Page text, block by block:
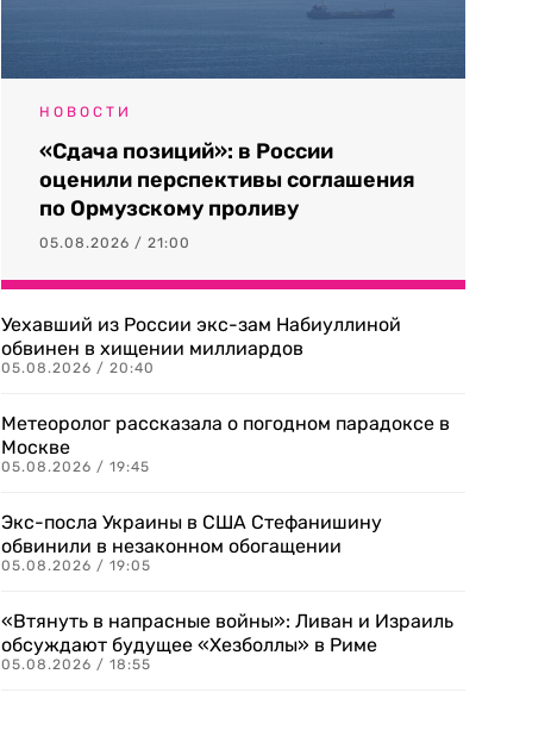
НОВОСТИ
«Сдача позиций»: в России
оценили перспективы соглашения
по Ормузскому проливу
05.08.2026 / 21:00
Уехавший из России экс-зам Набиуллиной
обвинен в хищении миллиардов
05.08.2026 / 20:40
Метеоролог рассказала о погодном парадоксе в
Москве
05.08.2026 / 19:45
Экс-посла Украины в США Стефанишину
обвинили в незаконном обогащении
05.08.2026 / 19:05
«Втянуть в напрасные войны»: Ливан и Израиль
обсуждают будущее «Хезболлы» в Риме
05.08.2026 / 18:55